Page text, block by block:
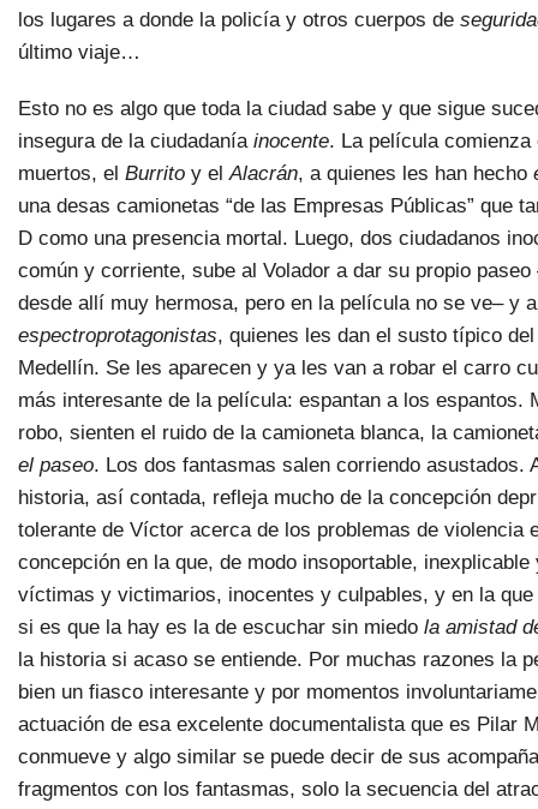
los lugares a donde la policía y otros cuerpos de
último viaje…
Esto no es algo que toda la ciudad sabe y que sigue
insegura de la ciudadanía inocente. La película
muertos, el Burrito y elAlacrán, a quienes les han hecho
una desas camionetas “de las Empresas Públicas” que
D como una presencia mortal. Luego, dos ciudadanos
común y corriente, sube al Volador a dar su propio
desde allí muy hermosa, pero en la película no se ve– y
espectroprotagonistas, quienes les dan el susto típico
Medellín. Se les aparecen y ya les van a robar el carro
más interesante de la película: espantan a los espantos.
robo, sienten el ruido de la camioneta blanca, la
el paseo. Los dos fantasmas salen corriendo asustados.
historia, así contada, refleja mucho de la concepción
tolerante de Víctor acerca de los problemas de violencia
concepción en la que, de modo insoportable,
víctimas y victimarios, inocentes y culpables, y en la
si es que la hay es la de escuchar sin miedo la amistad
la historia si acaso se entiende. Por muchas razones la
bien un fiasco interesante y por momentos
actuación de esa excelente documentalista que es Pilar
conmueve y algo similar se puede decir de sus
fragmentos con los fantasmas, solo la secuencia del